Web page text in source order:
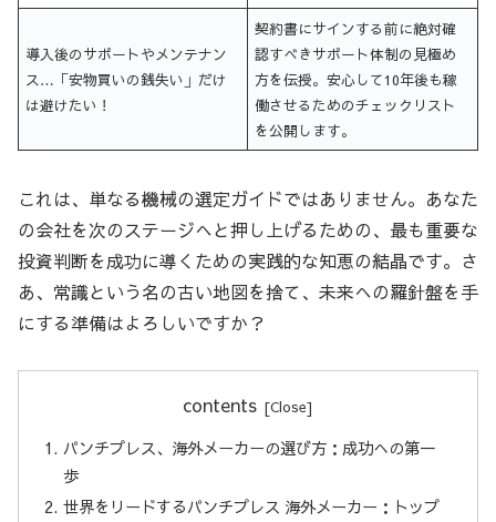
導入後のサポートやメンテナン
ス…「安物買いの銭失い」だけ
は避けたい！
契約書にサインする前に絶対確
認すべきサポート体制の見極め
方を伝授。安心して10年後も稼
働させるためのチェックリスト
を公開します。
これは、単なる機械の選定ガイドではありません。あなた
の会社を次のステージへと押し上げるための、最も重要な
投資判断を成功に導くための実践的な知恵の結晶です。さ
あ、常識という名の古い地図を捨て、未来への羅針盤を手
にする準備はよろしいですか？
contents
パンチプレス、海外メーカーの選び方：成功への第一
歩
世界をリードするパンチプレス 海外メーカー：トップ